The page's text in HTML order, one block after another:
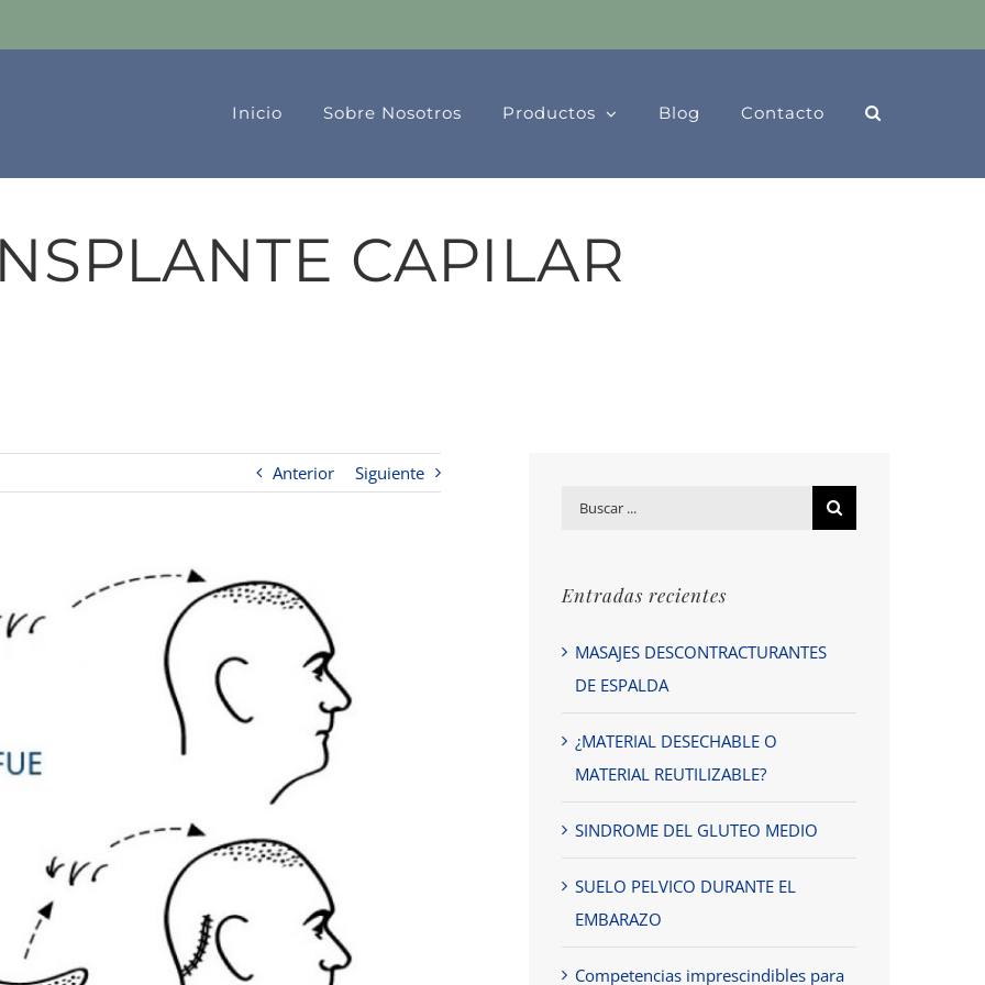
Inicio Sobre Nosotros Productos Blog Contacto
CAPILAR
Anterior Siguiente
Buscar
Entradas recientes
MASAJES DESCONTRACTURANTES
DE ESPALDA
¿MATERIAL DESECHABLE O
MATERIAL REUTILIZABLE?
SINDROME DEL GLUTEO MEDIO
SUELO PELVICO DURANTE EL
EMBARAZO
Competencias imprescindibles para